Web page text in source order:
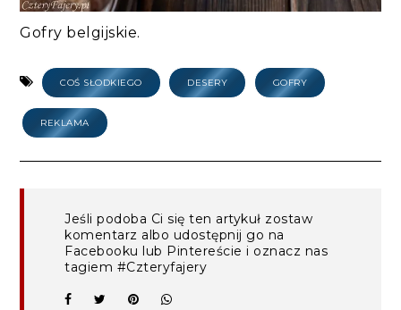
Gofry belgijskie.
COŚ SŁODKIEGO DESERY GOFRY
REKLAMA
Jeśli podoba Ci się ten artykuł zostaw
komentarz albo udostępnij go na
Facebooku lub Pintereście i oznacz nas
tagiem #Czteryfajery